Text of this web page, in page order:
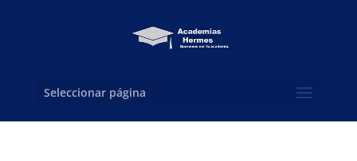
Seleccionar página